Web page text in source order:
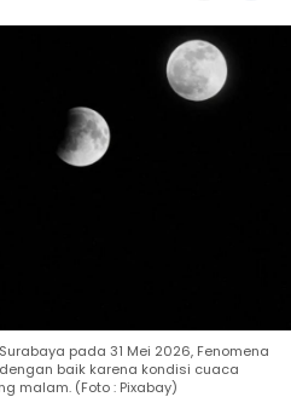
pada 31 Mei 2026, Fenomena
baik karena kondisi cuaca
malam. (Foto : Pixabay)